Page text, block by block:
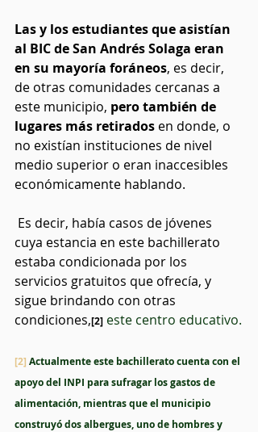
Las y los estudiantes que asistían
al BIC de San Andrés Solaga eran
en su mayoría foráneos, es decir,
de otras comunidades cercanas a
este municipio, pero también de
lugares más retirados en donde, o
no existían instituciones de nivel
medio superior o eran inaccesibles
económicamente hablando.
cuya estancia en este bachillerato
estaba condicionada por los
servicios gratuitos que ofrecía, y
sigue brindando con otras
condiciones,[2] este centro educativo.
[2] Actualmente este bachillerato cuenta con el
apoyo del INPI para sufragar los gastos de
alimentación, mientras que el municipio
construyó dos albergues, uno de hombres y